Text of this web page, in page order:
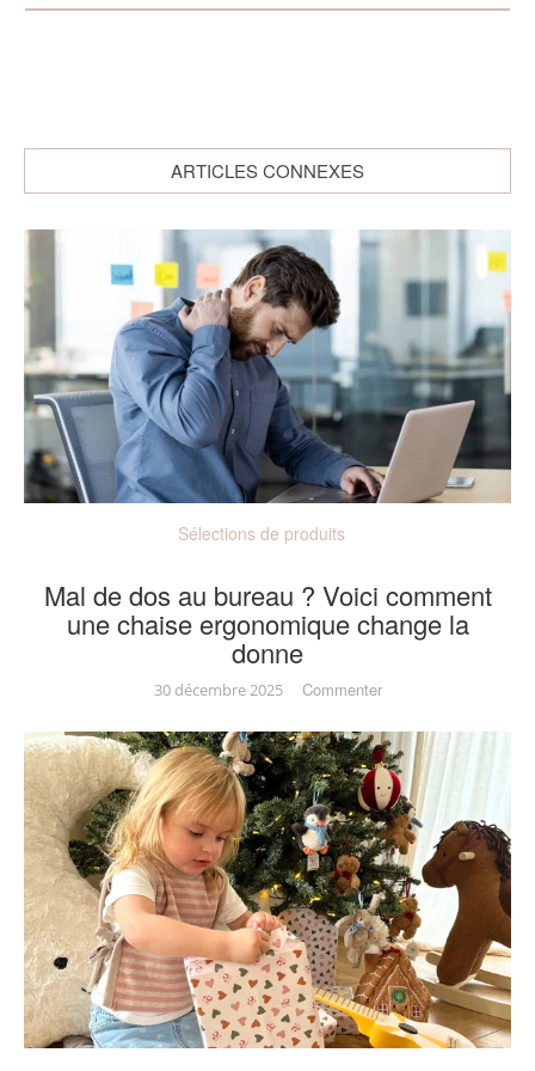
ARTICLES CONNEXES
Sélections de produits
Mal de dos au bureau ? Voici comment
une chaise ergonomique change la
donne
30 décembre 2025 Commenteron
de
dos
au
bureau
?
Voici
comment
une
chaise
ergonomique
change
la
donne